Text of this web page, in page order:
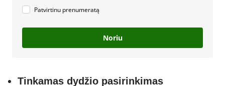
Patvirtinu prenumeratą
Noriu
Tinkamas dydžio pasirinkimas